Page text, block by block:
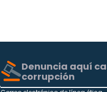
Denuncia aquí
corrupción